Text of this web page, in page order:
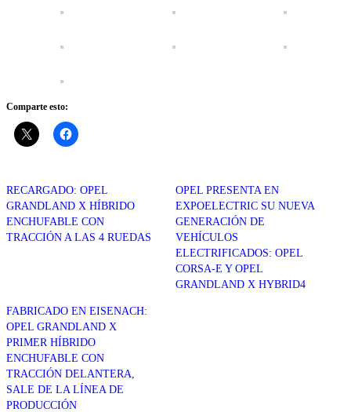
Comparte esto:
RECARGADO: OPEL
GRANDLAND X HÍBRIDO
ENCHUFABLE CON
TRACCIÓN A LAS 4 RUEDAS
OPEL PRESENTA EN
EXPOELECTRIC SU NUEVA
GENERACIÓN DE
VEHÍCULOS
ELECTRIFICADOS: OPEL
CORSA-E Y OPEL
GRANDLAND X HYBRID4
FABRICADO EN EISENACH:
OPEL GRANDLAND X
PRIMER HÍBRIDO
ENCHUFABLE CON
TRACCIÓN DELANTERA,
SALE DE LA LÍNEA DE
PRODUCCIÓN